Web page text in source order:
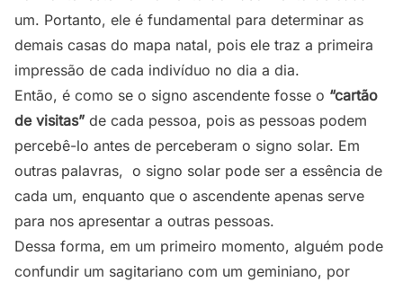
um. Portanto, ele é fundamental para determinar as
demais casas do mapa natal, pois ele traz a primeira
impressão de cada indivíduo no dia a dia.
Então, é como se o signo ascendente fosse o “cartão
de visitas” de cada pessoa, pois as pessoas podem
percebê-lo antes de perceberam o signo solar. Em
outras palavras, o signo solar pode ser a essência de
cada um, enquanto que o ascendente apenas serve
para nos apresentar a outras pessoas.
Dessa forma, em um primeiro momento, alguém pode
confundir um sagitariano com um geminiano, por